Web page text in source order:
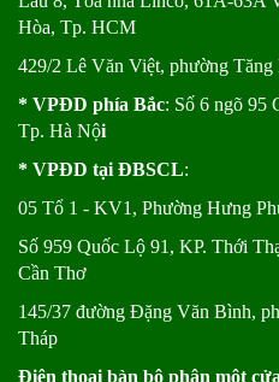
Hòa, Tp. HCM
429/2 Lê Văn Việt, phường
* VPĐD phía Bắc: Số 6 ngõ 95
Tp. Hà Nội
* VPĐD tại ĐBSCL:
05 Tổ 1 - KV1, Phường Hưng
Số 959 Quốc Lộ 91, KP. Thới
Cần Thơ
145/37 đường Đặng Văn Bình,
Tháp
Điện thoại bàn bộ phận một cửa